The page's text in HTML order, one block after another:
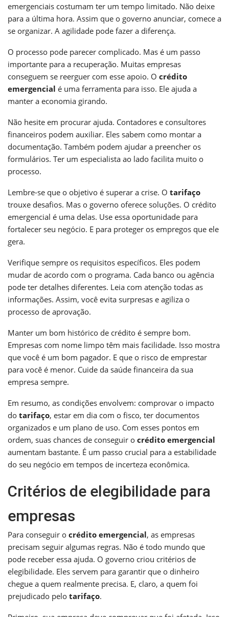
emergenciais costumam ter um tempo limitado. Não deixe
para a última hora. Assim que o governo anunciar, comece a
se organizar. A agilidade pode fazer a diferença.
O processo pode parecer complicado. Mas é um passo
importante para a recuperação. Muitas empresas
conseguem se reerguer com esse apoio. O crédito
emergencial é uma ferramenta para isso. Ele ajuda a
manter a economia girando.
Não hesite em procurar ajuda. Contadores e consultores
financeiros podem auxiliar. Eles sabem como montar a
documentação. Também podem ajudar a preencher os
formulários. Ter um especialista ao lado facilita muito o
processo.
Lembre-se que o objetivo é superar a crise. O tarifaço
trouxe desafios. Mas o governo oferece soluções. O crédito
emergencial é uma delas. Use essa oportunidade para
fortalecer seu negócio. E para proteger os empregos que ele
gera.
Verifique sempre os requisitos específicos. Eles podem
mudar de acordo com o programa. Cada banco ou agência
pode ter detalhes diferentes. Leia com atenção todas as
informações. Assim, você evita surpresas e agiliza o
processo de aprovação.
Manter um bom histórico de crédito é sempre bom.
Empresas com nome limpo têm mais facilidade. Isso mostra
que você é um bom pagador. E que o risco de emprestar
para você é menor. Cuide da saúde financeira da sua
empresa sempre.
Em resumo, as condições envolvem: comprovar o impacto
do tarifaço, estar em dia com o fisco, ter documentos
organizados e um plano de uso. Com esses pontos em
ordem, suas chances de conseguir o crédito emergencial
aumentam bastante. É um passo crucial para a estabilidade
do seu negócio em tempos de incerteza econômica.
Critérios de elegibilidade para
empresas
Para conseguir o crédito emergencial, as empresas
precisam seguir algumas regras. Não é todo mundo que
pode receber essa ajuda. O governo criou critérios de
elegibilidade. Eles servem para garantir que o dinheiro
chegue a quem realmente precisa. E, claro, a quem foi
prejudicado pelo tarifaço.